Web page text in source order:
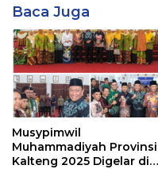
Baca Juga
Musypimwil
Muhammadiyah Provinsi
Kalteng 2025 Digelar di